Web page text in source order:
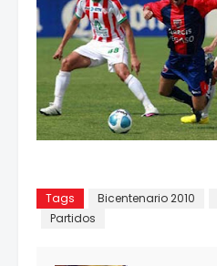
Tags Bicentenario 2010
Partidos